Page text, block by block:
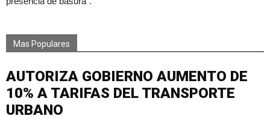
Mas Populares
AUTORIZA GOBIERNO AUMENTO DE
10% A TARIFAS DEL TRANSPORTE
URBANO